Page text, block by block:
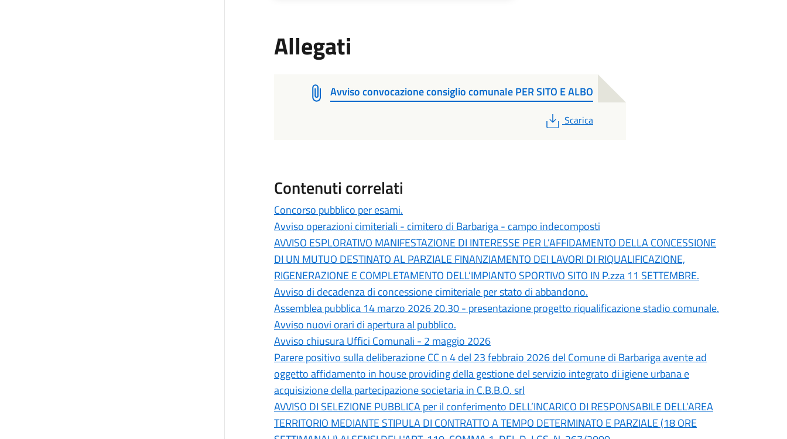
Allegati
Avviso convocazione consiglio comunale PER SITO E ALBO
PDF
Scarica
Contenuti correlati
Concorso pubblico per esami.
Avviso operazioni cimiteriali - cimitero di Barbariga - campo indecomposti
AVVISO ESPLORATIVO MANIFESTAZIONE DI INTERESSE PER L’AFFIDAMENTO DELLA CONCESSIONE
DI UN MUTUO DESTINATO AL PARZIALE FINANZIAMENTO DEI LAVORI DI RIQUALIFICAZIONE,
RIGENERAZIONE E COMPLETAMENTO DELL’IMPIANTO SPORTIVO SITO IN P.zza 11 SETTEMBRE.
Avviso di decadenza di concessione cimiteriale per stato di abbandono.
Assemblea pubblica 14 marzo 2026 20.30 - presentazione progetto riqualificazione stadio comunale.
Avviso nuovi orari di apertura al pubblico.
Avviso chiusura Uffici Comunali - 2 maggio 2026
Parere positivo sulla deliberazione CC n 4 del 23 febbraio 2026 del Comune di Barbariga avente ad
oggetto affidamento in house providing della gestione del servizio integrato di igiene urbana e
acquisizione della partecipazione societaria in C.B.B.O. srl
AVVISO DI SELEZIONE PUBBLICA per il conferimento DELL’INCARICO DI RESPONSABILE DELL’AREA
TERRITORIO MEDIANTE STIPULA DI CONTRATTO A TEMPO DETERMINATO E PARZIALE (18 ORE